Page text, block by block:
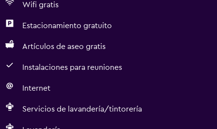
Wifi gratis
Estacionamiento gratuito
Artículos de aseo gratis
Instalaciones para reuniones
Internet
Servicios de lavandería/tintorería